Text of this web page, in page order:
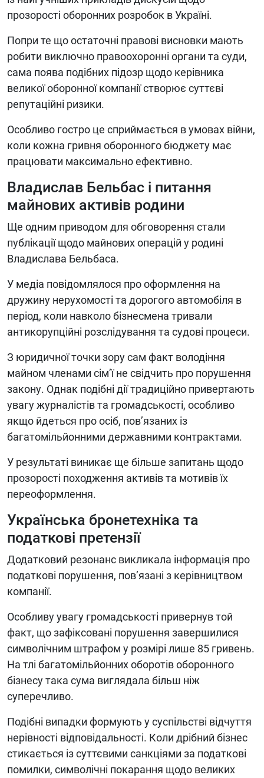
прозорості оборонних розробок в Україні.
Попри те що остаточні правові висновки мають
робити виключно правоохоронні органи та суди,
сама поява подібних підозр щодо керівника
великої оборонної компанії створює суттєві
репутаційні ризики.
Особливо гостро це сприймається в умовах війни,
коли кожна гривня оборонного бюджету має
працювати максимально ефективно.
Владислав Бельбас і питання
майнових активів родини
Ще одним приводом для обговорення стали
публікації щодо майнових операцій у родині
Владислава Бельбаса.
У медіа повідомлялося про оформлення на
дружину нерухомості та дорогого автомобіля в
період, коли навколо бізнесмена тривали
антикорупційні розслідування та судові процеси.
З юридичної точки зору сам факт володіння
майном членами сім’ї не свідчить про порушення
закону. Однак подібні дії традиційно привертають
увагу журналістів та громадськості, особливо
якщо йдеться про осіб, пов’язаних із
багатомільйонними державними контрактами.
У результаті виникає ще більше запитань щодо
прозорості походження активів та мотивів їх
переоформлення.
Українська бронетехніка та
податкові претензії
Додатковий резонанс викликала інформація про
податкові порушення, пов’язані з керівництвом
компанії.
Особливу увагу громадськості привернув той
факт, що зафіксовані порушення завершилися
символічним штрафом у розмірі лише 85 гривень.
На тлі багатомільйонних оборотів оборонного
бізнесу така сума виглядала більш ніж
суперечливо.
Подібні випадки формують у суспільстві відчуття
нерівності відповідальності. Коли дрібний бізнес
стикається із суттєвими санкціями за податкові
помилки, символічні покарання щодо великих